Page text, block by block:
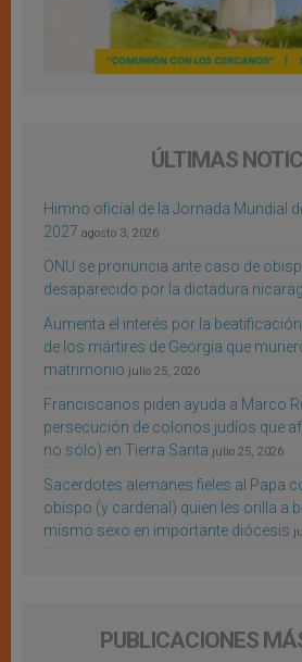
ÚLTIMAS
Himno oficial de la Jornada Mundial
2027 agosto 3, 2026
ONU se pronuncia ante caso de
desaparecido por la dictadura
Aumenta el interés por la
de los mártires de Georgia que
matrimonio julio 25, 2026
Franciscanos piden ayuda a Marco
persecución de colonos judíos que
no sólo) en Tierra Santa julio 25, 2026
Sacerdotes alemanes fieles al Papa
obispo (y cardenal) quien les orilla a
mismo sexo en importante diócesis
PUBLICACIONES